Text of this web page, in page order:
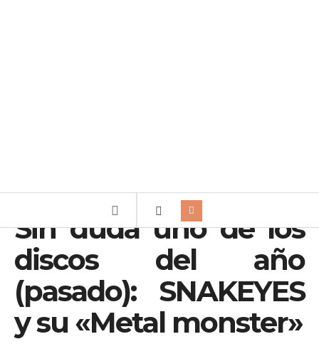
Sin duda uno de los
discos del año
(pasado): SNAKEYES
y su «Metal monster»